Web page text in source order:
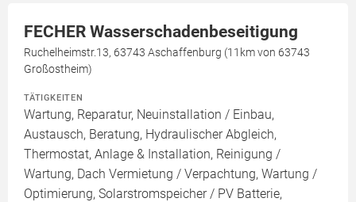
FECHER Wasserschadenbeseitigung
Ruchelheimstr.13, 63743 Aschaffenburg (11km von 63743
Großostheim)
TÄTIGKEITEN
Wartung, Reparatur, Neuinstallation / Einbau,
Austausch, Beratung, Hydraulischer Abgleich,
Thermostat, Anlage & Installation, Reinigung /
Wartung, Dach Vermietung / Verpachtung, Wartung /
Optimierung, Solarstromspeicher / PV Batterie,